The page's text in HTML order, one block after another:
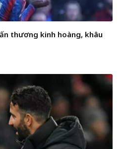
thương kinh hoàng, khâu